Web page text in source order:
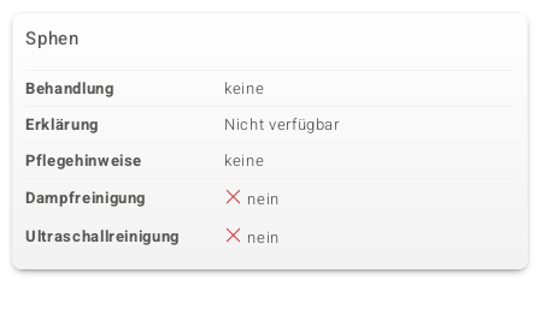
Sphen
Behandlung
keine
Erklärung
Nicht verfügbar
Pflegehinweise
keine
Dampfreinigung
nein
Ultraschallreinigung
nein